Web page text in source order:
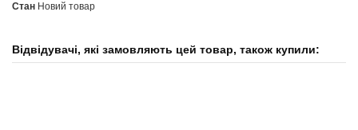
Стан Новий товар
Відвідувачі, які замовляють цей товар, також купили: